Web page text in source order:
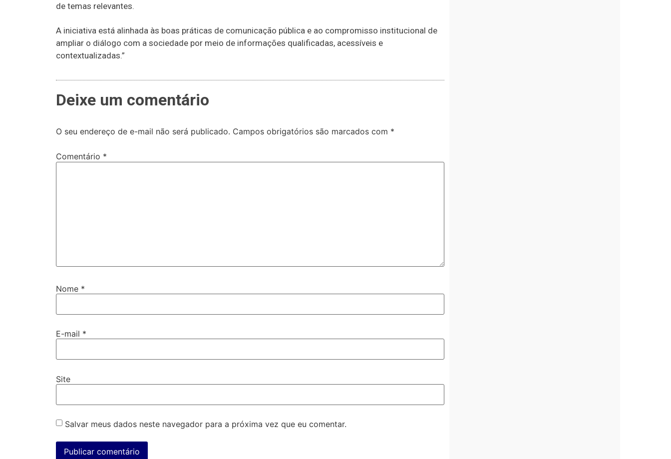
de temas relevantes.
A iniciativa está alinhada às boas práticas de comunicação pública e ao compromisso institucional de
ampliar o diálogo com a sociedade por meio de informações qualificadas, acessíveis e
contextualizadas.”
Deixe um comentário
O seu endereço de e-mail não será publicado. Campos obrigatórios são marcados com *
Comentário *
Nome *
E-mail *
Site
Salvar meus dados neste navegador para a próxima vez que eu comentar.